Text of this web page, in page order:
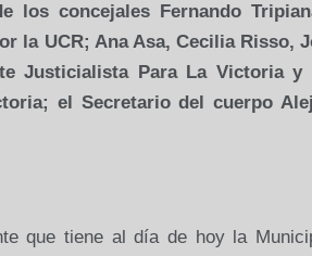
los concejales Fernando
la UCR; Ana Asa, Cecilia Risso,
Justicialista Para La Victoriay
; el Secretario del cuerpo
que tiene al día de hoy la